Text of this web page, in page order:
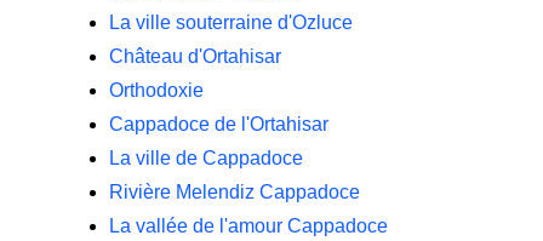
La ville souterraine d'Ozluce
Château d'Ortahisar
Orthodoxie
Cappadoce de l'Ortahisar
La ville de Cappadoce
Rivière Melendiz Cappadoce
La vallée de l'amour Cappadoce